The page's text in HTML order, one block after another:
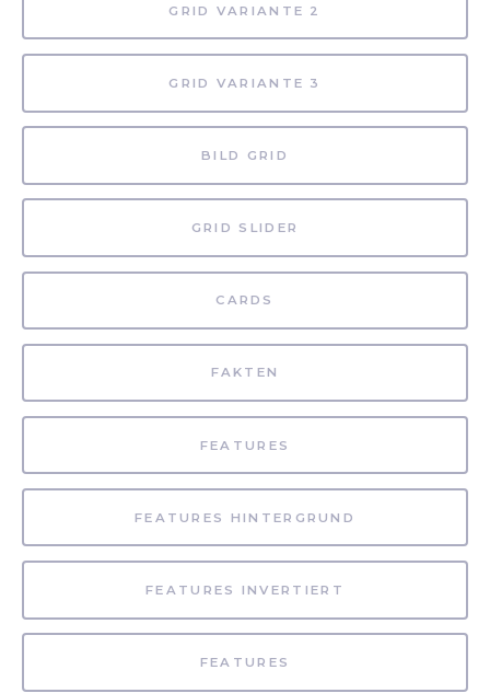
GRID VARIANTE 2
GRID VARIANTE 3
BILD GRID
GRID SLIDER
CARDS
FAKTEN
FEATURES
FEATURES HINTERGRUND
FEATURES INVERTIERT
FEATURES